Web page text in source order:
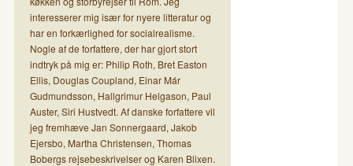
interesserer mig især for nyere litteratur og
har en forkærlighed for socialrealisme.
Nogle af de forfattere, der har gjort stort
indtryk på mig er: Philip Roth, Bret Easton
Ellis, Douglas Coupland, Einar Már
Gudmundsson, Hallgrimur Helgason, Paul
Auster, Siri Hustvedt. Af danske forfattere vil
jeg fremhæve Jan Sonnergaard, Jakob
Ejersbo, Martha Christensen, Thomas
Bobergs rejsebeskrivelser og Karen Blixen.